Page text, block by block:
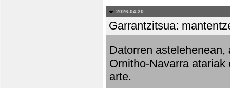
2026-04-20
Garrantzitsua:
Datorren astelehenean,
Ornitho-Navarra
arte.